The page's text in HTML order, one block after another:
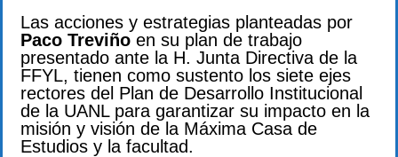
Las acciones y estrategias planteadas por
Paco Treviño en su plan de trabajo
presentado ante la H. Junta Directiva de la
FFYL, tienen como sustento los siete ejes
rectores del Plan de Desarrollo Institucional
de la UANL para garantizar su impacto en la
misión y visión de la Máxima Casa de
Estudios y la facultad.